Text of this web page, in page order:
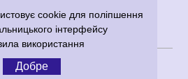
конфіденційності
права захищені.
cookie для поліпшення
інтерфейсу
використання
Добре